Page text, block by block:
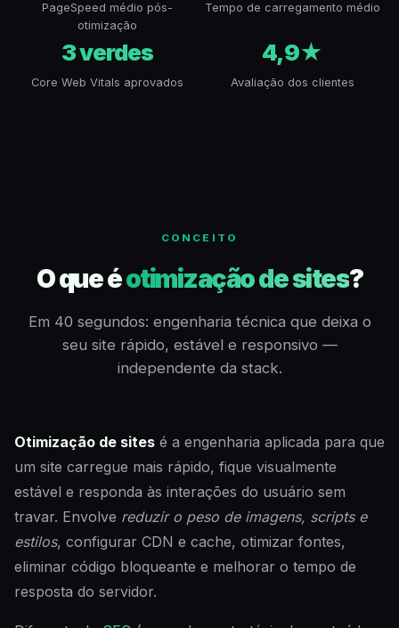
PageSpeed médio pós-
otimização
Tempo de carregamento médio
3 verdes
Core Web Vitals aprovados
4,9★
Avaliação dos clientes
CONCEITO
O que éotimização de sites?
Em 40 segundos: engenharia técnica que deixa o
seu site rápido, estável e responsivo —
independente da stack.
Otimização de sites é a engenharia aplicada para que
um site carregue mais rápido, fique visualmente
estável e responda às interações do usuário sem
travar. Envolve reduzir o peso de imagens, scripts e
estilos, configurar CDN e cache, otimizar fontes,
eliminar código bloqueante e melhorar o tempo de
resposta do servidor.